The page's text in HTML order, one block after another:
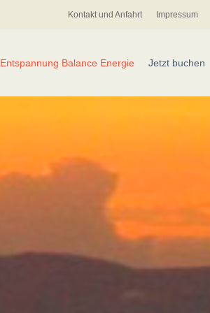
Kontakt und Anfahrt Impressum
Entspannung Balance Energie Jetzt buchen